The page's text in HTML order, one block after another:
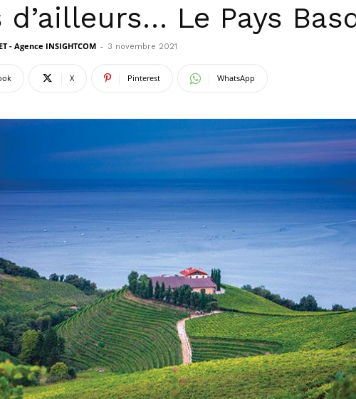
d’ailleurs… Le Pays
- Agence INSIGHTCOM - 3 novembre 2021
X Pinterest WhatsApp